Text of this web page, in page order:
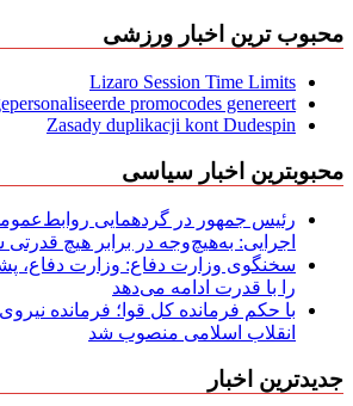
محبوب ترین اخبار ورزشی
Lizaro Session Time Limits
promocodes genereert
Zasady duplikacji kont Dudespin
محبوبترین اخبار سیاسی
رئیس جمهور در گردهمایی
اجرایی: به‌هیچ‌وجه در برابر هیچ
سخنگوی وزارت دفاع: وزارت دفاع،
را با قدرت ادامه می‌دهد
با حکم فرمانده کل قوا؛ فرمانده
انقلاب اسلامی منصوب شد
جدیدترین اخبار